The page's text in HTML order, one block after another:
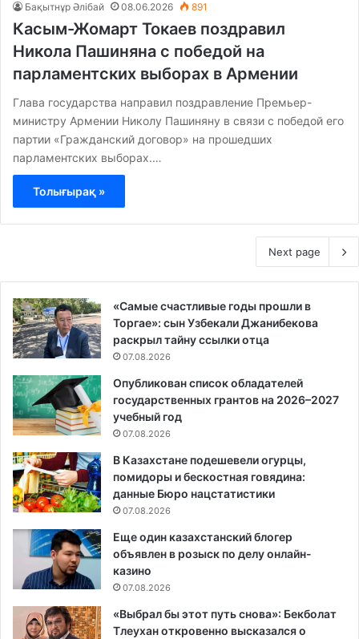
Бақытнұр Әлібай 08.06.2026 891
Касым-Жомарт Токаев поздравил
Никола Пашиняна с победой на
парламентских выборах в Армении
Глава государства направил поздравление Премьер-
министру Армении Николу Пашиняну в связи с победой его
партии «Гражданский договор» на прошедших
парламентских выборах.…
Толығырақ »
Next page
«Самые счастливые годы прошли в
Торгае»: сын Узбекали Джанибекова
раскрыл тайну ссылки отца
07.08.2026
Опубликован список обладателей
государственных грантов на 2026–2027
учебный год
07.08.2026
В Казахстане подешевели огурцы,
помидоры и бескостная говядина:
данные Бюро нацстатистики
07.08.2026
Еще один казахстанский блогер
объявлен в розыск по делу онлайн-
казино
07.08.2026
«Выбрал бы этот путь снова»: Бекболат
Тлеухан откровенно высказался о